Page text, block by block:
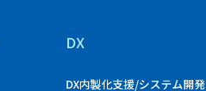
DX
DX内製化支援/システム開発